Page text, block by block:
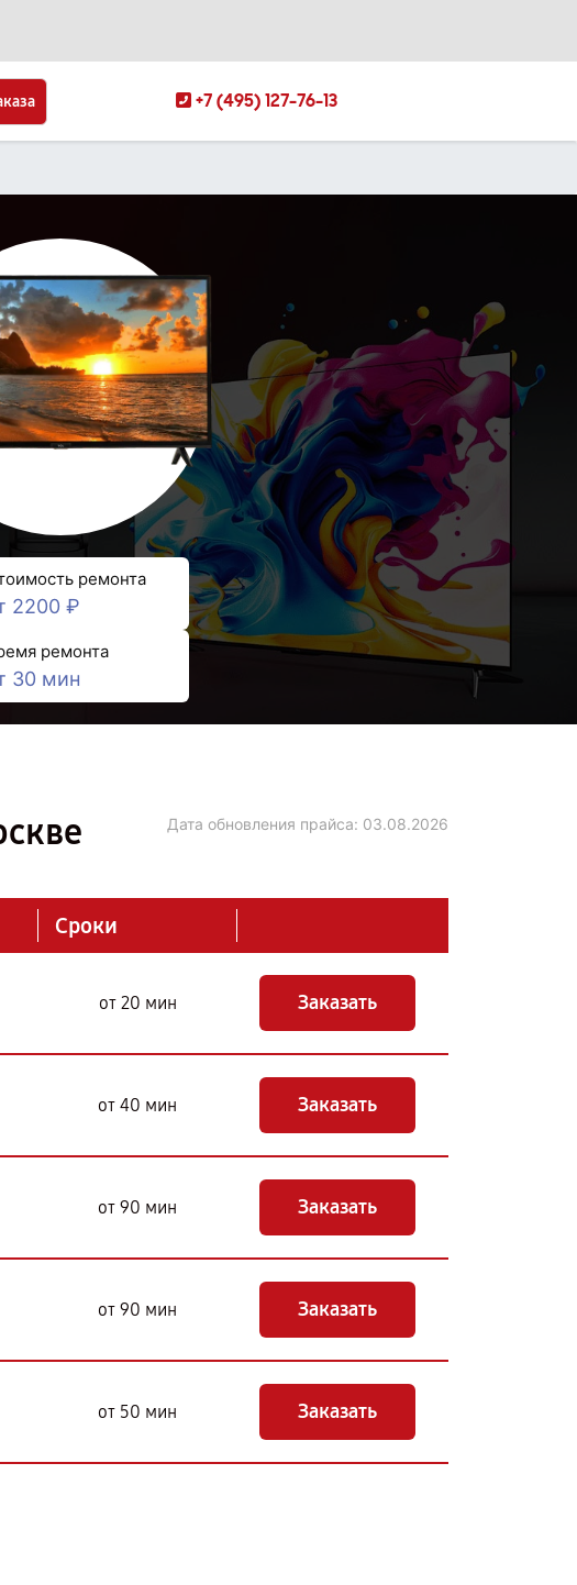
+7 (495) 127-76-13
ремонта
2200 ₽
ремонта
30 мин
Дата обновления прайса: 03.08.2026
Сроки
от 20 мин Заказать
от 40 мин Заказать
от 90 мин Заказать
от 90 мин Заказать
от 50 мин Заказать